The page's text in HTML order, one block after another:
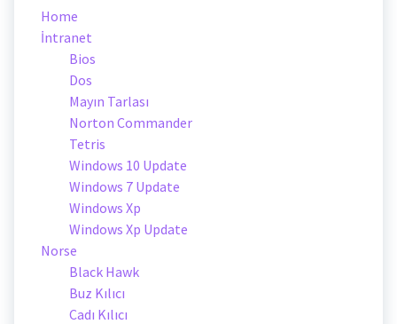
Home
İntranet
Bios
Dos
Mayın Tarlası
Norton Commander
Tetris
Windows 10 Update
Windows 7 Update
Windows Xp
Windows Xp Update
Norse
Black Hawk
Buz Kılıcı
Cadı Kılıcı